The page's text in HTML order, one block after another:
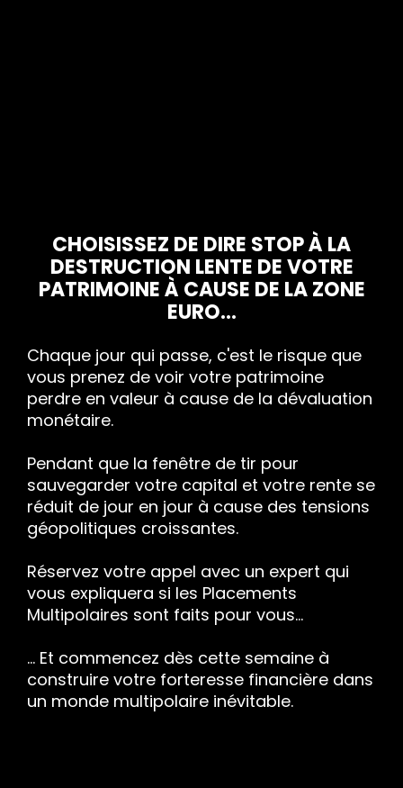
CHOISISSEZ DE DIRE STOP À LA
DESTRUCTION LENTE DE VOTRE
PATRIMOINE À CAUSE DE LA ZONE
EURO...
Chaque jour qui passe, c'est le risque que
vous prenez de voir votre patrimoine
perdre en valeur à cause de la dévaluation
monétaire.
Pendant que la fenêtre de tir pour
sauvegarder votre capital et votre rente se
réduit de jour en jour à cause des tensions
géopolitiques croissantes.
Réservez votre appel avec un expert qui
vous expliquera si les Placements
Multipolaires sont faits pour vous...
... Et commencez dès cette semaine à
construire votre forteresse financière dans
un monde multipolaire inévitable.